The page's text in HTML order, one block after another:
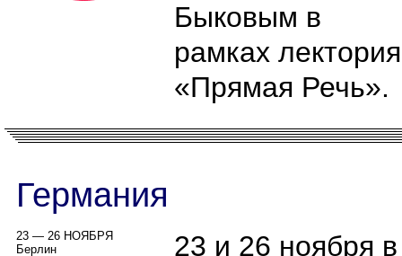
Быковым в
рамках лектория
«Прямая Речь».
Германия
23 — 26 НОЯБРЯ
Берлин
23 и 26 ноября в